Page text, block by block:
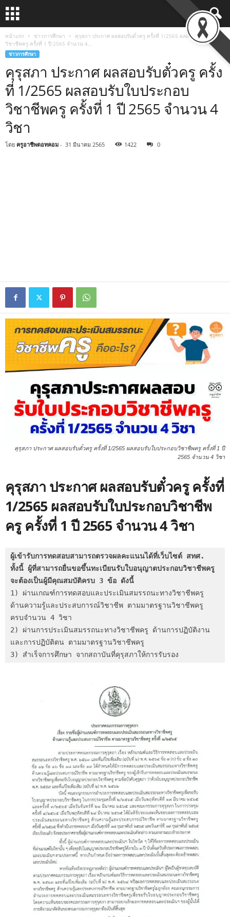
หน้าแรก ข่าวการศึกษา
คุรุสภา ประกาศ ผลสอบรับตั๋วครู ครั้งที่ 1/2565 ผลสอบรับใบประกอบ
วิชาชีพครู ครั้งที่ 1 ปี 2565 จำนวน 4...
ข่าวการศึกษา
คุรุสภา ประกาศ ผลสอบรับตั๋วครู ครั้ง
ที่ 1/2565 ผลสอบรับใบประกอบ
วิชาชีพครู ครั้งที่ 1 ปี 2565 จำนวน 4
วิชา
โดย ครูอาชีพดอทคอม - 31 มีนาคม 2565 1422 0
คุรุสภา ประกาศ ผลสอบรับตั๋วครู ครั้งที่ 1/2565 ผลสอบรับใบประกอบวิชาชีพครู ครั้งที่ 1 ปี
2565 จำนวน 4 วิชา
คุรุสภา ประกาศ ผลสอบรับตั๋วครู ครั้งที่
1/2565 ผลสอบรับใบประกอบวิชาชีพ
ครู ครั้งที่ 1 ปี 2565 จำนวน 4 วิชา
ผู้เข้ารับการทดสอบสามารถตรวจผลคะแนนได้ที่เว็บไซต์ สทศ.
ทั้งนี้ ผู้ที่สามารถยื่นขอขึ้นทะเบียนรับใบอนุญาตประกอบวิชาชีพครู
จะต้องเป็นผู้มีคุณสมบัติครบ 3 ข้อ ดังนี้
1) ผ่านเกณฑ์การทดสอบและประเมินสมรรถนะทางวิชาชีพครู
ด้านความรู้และประสบการณ์วิชาชีพ ตามมาตรฐานวิชาชีพครู
ครบจำนวน 4 วิชา
2) ผ่านการประเมินสมรรถนะทางวิชาชีพครู ด้านการปฏิบัติงาน
และการปฏิบัติตน ตามมาตรฐานวิชาชีพครู
3) สำเร็จการศึกษา จากสถาบันที่คุรุสภาให้การรับรอง